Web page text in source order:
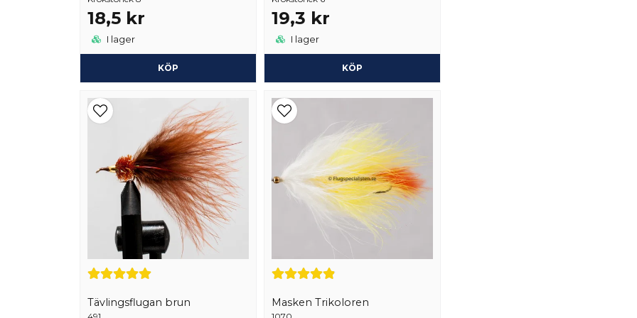
18,5 kr
I lager
KÖP
19,3 kr
I lager
KÖP
Tävlingsflugan brun Masken Trikoloren